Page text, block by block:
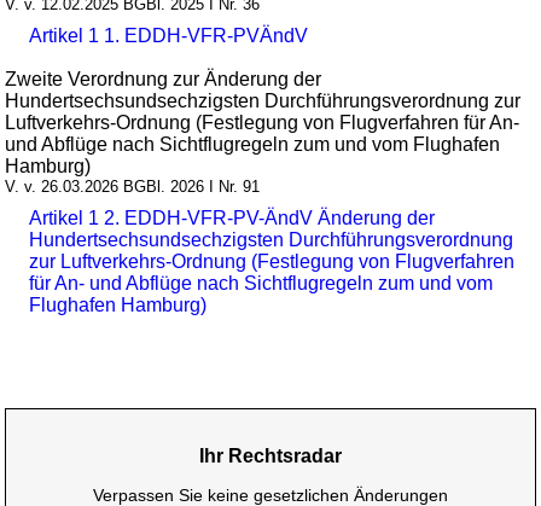
V. v. 12.02.2025 BGBl. 2025 I Nr. 36
Artikel 1 1. EDDH-VFR-PVÄndV
Zweite Verordnung zur Änderung der
Hundertsechsundsechzigsten Durchführungsverordnung zur
Luftverkehrs-Ordnung (Festlegung von Flugverfahren für An-
und Abflüge nach Sichtflugregeln zum und vom Flughafen
Hamburg)
V. v. 26.03.2026 BGBl. 2026 I Nr. 91
Artikel 1 2. EDDH-VFR-PV-ÄndV Änderung der
Hundertsechsundsechzigsten Durchführungsverordnung
zur Luftverkehrs-Ordnung (Festlegung von Flugverfahren
für An- und Abflüge nach Sichtflugregeln zum und vom
Flughafen Hamburg)
Ihr Rechtsradar
Verpassen Sie keine gesetzlichen Änderungen